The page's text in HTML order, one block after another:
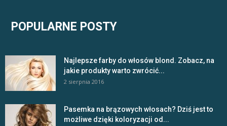
POPULARNE POSTY
Najlepsze farby do włosów blond. Zobacz, na
jakie produkty warto zwrócić...
2 sierpnia 2016
Pasemka na brązowych włosach? Dziś jest to
możliwe dzięki koloryzacji od...